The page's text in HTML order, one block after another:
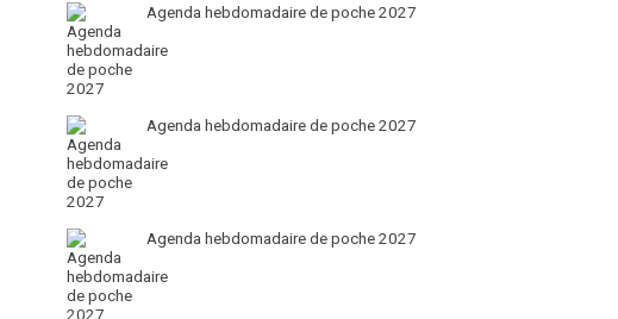
Agenda hebdomadaire de poche 2027
Agenda hebdomadaire de poche 2027
Agenda hebdomadaire de poche 2027